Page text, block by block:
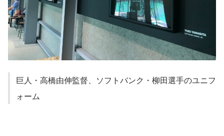
巨人・高橋由伸監督、ソフトバンク・柳田選手のユニフ
ォーム